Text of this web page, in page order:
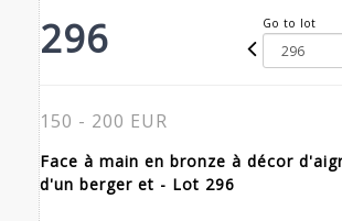
296 Go to lot
150 - 200 EUR
Face à main en bronze à décor
d'un berger et - Lot 296